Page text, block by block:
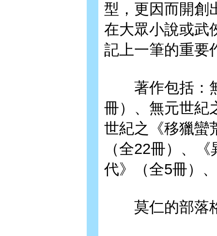
型，更因而開創
在大眾小說或武
記上一筆的重要
著作包括：無
冊）、無元世紀
世紀之《移獵蠻
（全22冊）、
代》（全5冊）
莫仁的部落格